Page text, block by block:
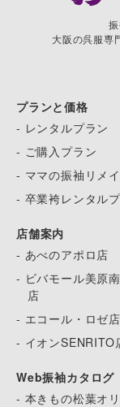
大阪の呉服専
プランと価格
- レンタルプラン
- ご購入プラン
- ママの振袖リメ
- 卒業袴レンタル
店舗案内
- あべのアポロ店
- ビバモール美原
店
- エコール・ロゼ店
- イオンSENRITO
Web振袖カタログ
- 本きもの松葉オ